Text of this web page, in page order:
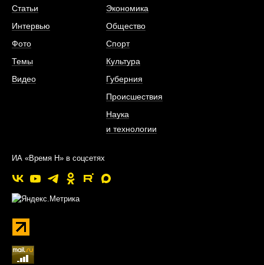
Статьи
Интервью
Фото
Темы
Видео
Экономика
Общество
Спорт
Культура
Губерния
Происшествия
Наука
и технологии
ИА «Время Н» в соцсетях